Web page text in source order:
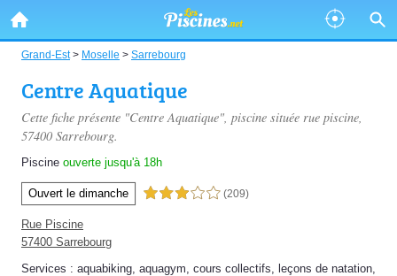
Grand-Est> Moselle > Sarrebourg
Centre Aquatique
Cette fiche présente "Centre Aquatique", piscine située rue piscine,
57400 Sarrebourg.
Piscine ouverte jusqu'à 18h
Ouvert le dimanche 3,0 étoiles sur 5 (209)
Rue Piscine
57400 Sarrebourg
Services : aquabiking, aquagym, cours collectifs, leçons de natation,